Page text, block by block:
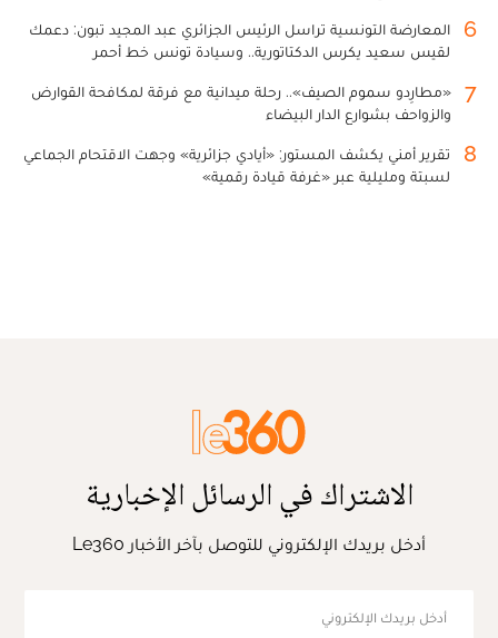
6
المعارضة التونسية تراسل الرئيس الجزائري عبد المجيد تبون: دعمك
لقيس سعيد يكرس الدكتاتورية.. وسيادة تونس خط أحمر
7
«مطارِدو سموم الصيف».. رحلة ميدانية مع فرقة لمكافحة القوارض
والزواحف بشوارع الدار البيضاء
8
تقرير أمني يكشف المستور: «أيادي جزائرية» وجهت الاقتحام الجماعي
لسبتة ومليلية عبر «غرفة قيادة رقمية»
الاشتراك في الرسائل الإخبارية
أدخل بريدك الإلكتروني للتوصل بآخر الأخبار Le360